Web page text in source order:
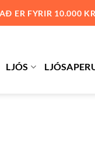
ER FYRIR 10.000
LJÓS